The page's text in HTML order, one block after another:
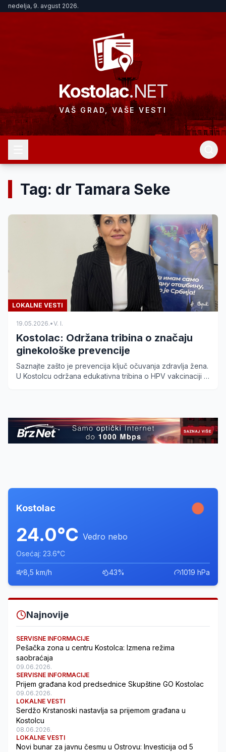
nedelja, 9. avgust 2026.
Kostolac.NET
VAŠ GRAD, VAŠE VESTI
Tag: dr Tamara Seke
LOKALNE VESTI
19.05.2026.•V. I.
Kostolac: Održana tribina o značaju
ginekološke prevencije
Saznajte zašto je prevencija ključ očuvanja zdravlja žena.
U Kostolcu održana edukativna tribina o HPV vakcinaciji i
Kostolac
24.0°C Vedro nebo
Osećaj: 23.6°C
8,5 km/h 43% 1019 hPa
Najnovije
SERVISNE INFORMACIJE
Pešačka zona u centru Kostolca: Izmena režima
saobraćaja
09.06.2026.
SERVISNE INFORMACIJE
Prijem građana kod predsednice Skupštine GO Kostolac
09.06.2026.
LOKALNE VESTI
Serdžo Krstanoski nastavlja sa prijemom građana u
Kostolcu
08.06.2026.
LOKALNE VESTI
Novi bunar za javnu česmu u Ostrovu: Investicija od 5